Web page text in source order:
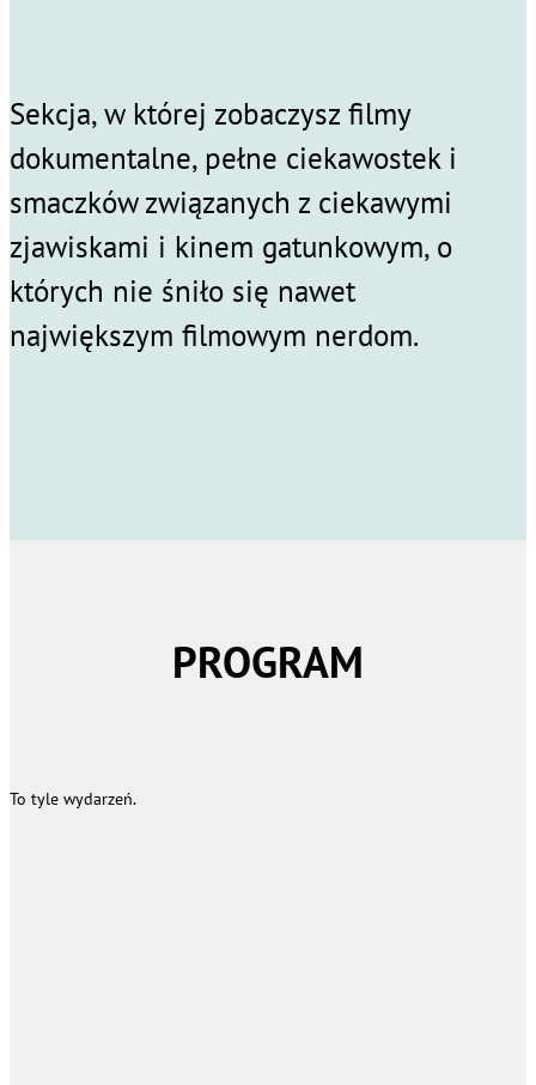
Sekcja, w której zobaczysz filmy
dokumentalne, pełne ciekawostek i
smaczków związanych z ciekawymi
zjawiskami i kinem gatunkowym, o
których nie śniło się nawet
największym filmowym nerdom.
PROGRAM
To tyle wydarzeń.